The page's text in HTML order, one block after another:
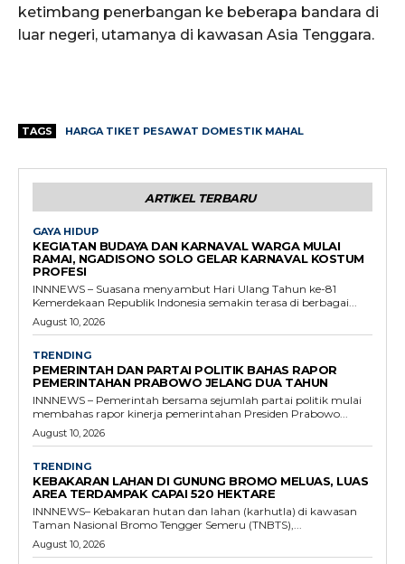
ketimbang penerbangan ke beberapa bandara di
luar negeri, utamanya di kawasan Asia Tenggara.
TAGS HARGA TIKET PESAWAT DOMESTIK MAHAL
ARTIKEL TERBARU
GAYA HIDUP
KEGIATAN BUDAYA DAN KARNAVAL WARGA MULAI
RAMAI, NGADISONO SOLO GELAR KARNAVAL KOSTUM
PROFESI
INNNEWS – Suasana menyambut Hari Ulang Tahun ke-81
Kemerdekaan Republik Indonesia semakin terasa di berbagai...
August 10, 2026
TRENDING
PEMERINTAH DAN PARTAI POLITIK BAHAS RAPOR
PEMERINTAHAN PRABOWO JELANG DUA TAHUN
INNNEWS – Pemerintah bersama sejumlah partai politik mulai
membahas rapor kinerja pemerintahan Presiden Prabowo...
August 10, 2026
TRENDING
KEBAKARAN LAHAN DI GUNUNG BROMO MELUAS, LUAS
AREA TERDAMPAK CAPAI 520 HEKTARE
INNNEWS– Kebakaran hutan dan lahan (karhutla) di kawasan
Taman Nasional Bromo Tengger Semeru (TNBTS),...
August 10, 2026